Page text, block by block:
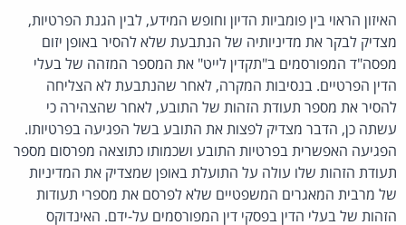
האיזון הראוי בין פומביות הדיון וחופש המידע, לבין הגנת הפרטיות,
מצדיק לבקר את מדיניותיה של הנתבעת שלא להסיר באופן יזום
מפסה"ד המפורסמים ב"תקדין לייט" את המספר המזהה של בעלי
הדין הפרטיים. בנסיבות המקרה, לאחר שהנתבעת לא הצליחה
להסיר את מספר תעודת הזהות של התובע, לאחר שהצהירה כי
עשתה כן, הדבר מצדיק לפצות את התובע בשל הפגיעה בפרטיותו.
הפגיעה האפשרית בפרטיות התובע ושכמותו כתוצאה מפרסום מספר
תעודת הזהות שלו עולה על התועלת באופן שמצדיק את המדיניות
של מרבית המאגרים המשפטיים שלא לפרסם את מספרי תעודות
הזהות של בעלי הדין בפסקי דין המפורסמים על-ידם. האינדוקס